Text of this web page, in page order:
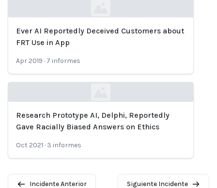
Loading...
Ever AI Reportedly Deceived Customers about
FRT Use in App
Apr 2019 · 7 informes
Loading...
Research Prototype AI, Delphi, Reportedly
Gave Racially Biased Answers on Ethics
Oct 2021 · 3 informes
Incidente Anterior Siguiente Incidente